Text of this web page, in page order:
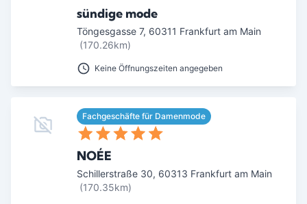
sündige mode
Töngesgasse 7, 60311 Frankfurt am Main
(170.26km)
Keine Öffnungszeiten angegeben
Fachgeschäfte für Damenmode
NOÉE
Schillerstraße 30, 60313 Frankfurt am Main
(170.35km)